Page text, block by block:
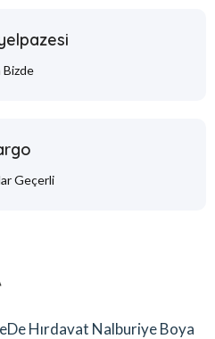
Bizde
Geçerli
Hırdavat Nalburiye Boya